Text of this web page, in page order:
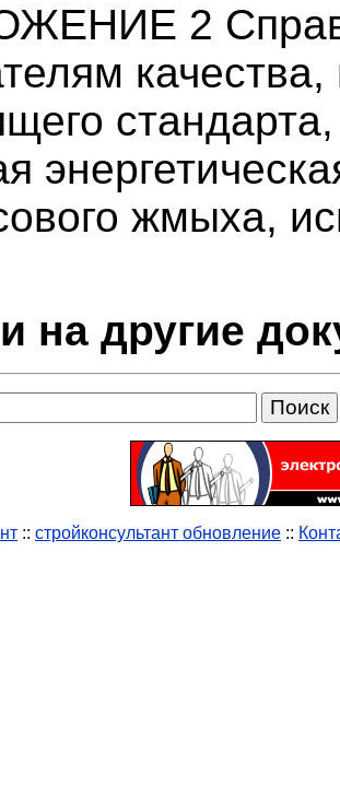
2
жмыха,
на другие
:: стройконсультант обновление ::